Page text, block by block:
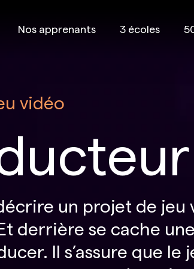
Nos apprenants 3 écoles
vidéo
un projet de jeu
derrière se cache
Il s’assure que